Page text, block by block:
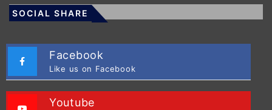
SOCIAL SHARE
Facebook
Like us on Facebook
Youtube